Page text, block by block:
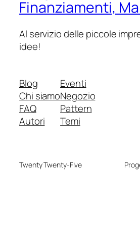
Finanziamenti,
Al servizio delle piccole
idee!
Blog
Chi siamo
FAQ
Autori
Eventi
Negozio
Pattern
Temi
Twenty Twenty-Five